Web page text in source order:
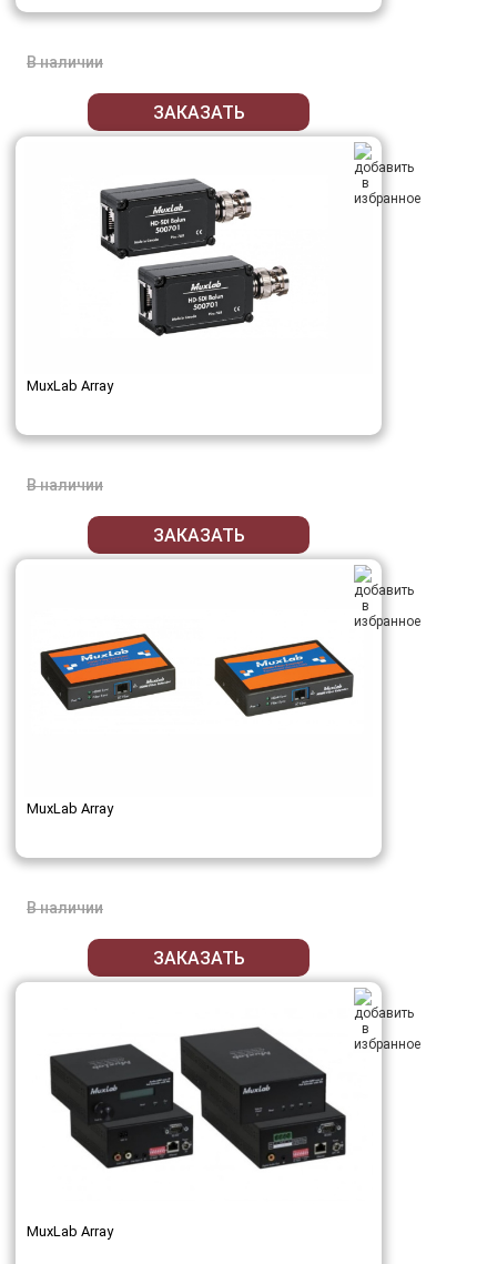
В наличии
ЗАКАЗАТЬ
MuxLab Array
В наличии
ЗАКАЗАТЬ
MuxLab Array
В наличии
ЗАКАЗАТЬ
MuxLab Array